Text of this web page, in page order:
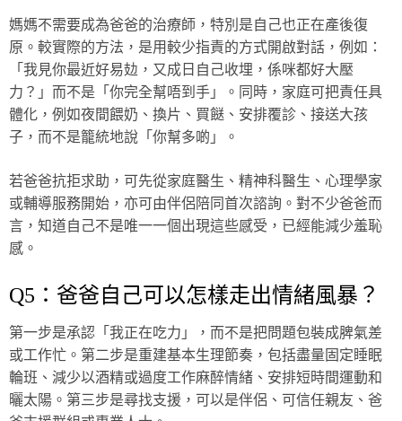
媽媽不需要成為爸爸的治療師，特別是自己也正在產後復
原。較實際的方法，是用較少指責的方式開啟對話，例如：
「我見你最近好易攰，又成日自己收埋，係咪都好大壓
力？」而不是「你完全幫唔到手」。同時，家庭可把責任具
體化，例如夜間餵奶、換片、買餸、安排覆診、接送大孩
子，而不是籠統地說「你幫多啲」。
若爸爸抗拒求助，可先從家庭醫生、精神科醫生、心理學家
或輔導服務開始，亦可由伴侶陪同首次諮詢。對不少爸爸而
言，知道自己不是唯一一個出現這些感受，已經能減少羞恥
感。
Q5：爸爸自己可以怎樣走出情緒風暴？
第一步是承認「我正在吃力」，而不是把問題包裝成脾氣差
或工作忙。第二步是重建基本生理節奏，包括盡量固定睡眠
輪班、減少以酒精或過度工作麻醉情緒、安排短時間運動和
曬太陽。第三步是尋找支援，可以是伴侶、可信任親友、爸